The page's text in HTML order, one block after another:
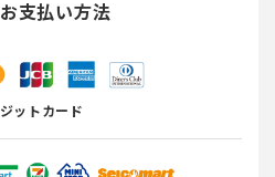
支払い方法
ットカード